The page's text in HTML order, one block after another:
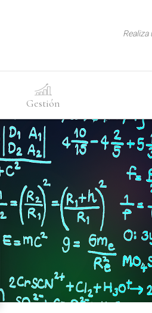
Gestión